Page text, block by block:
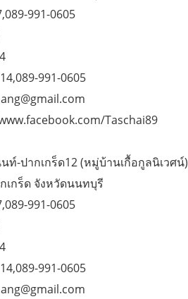
991-0605
991-0605
Taschai89
ท์-ปากเกร็ด12 (หมู่บ้านเกื้อกูลนิเวศน์)
เกร็ด จังหวัดนนทบุรี
991-0605
991-0605